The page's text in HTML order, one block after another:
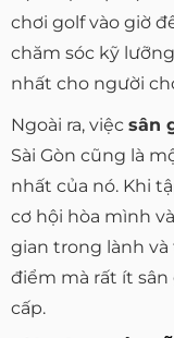
chơi golf vào giờ
chăm sóc kỹ
nhất cho người
Ngoài ra, việc sân
Sài Gòn cũng là
nhất của nó. Khi
cơ hội hòa mình
gian trong lành
điểm mà rất ít
cấp.